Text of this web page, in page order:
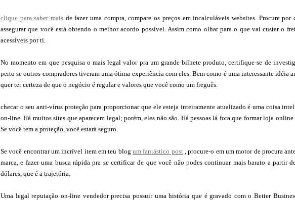
clique para saber mais de fazer uma compra, compare os preços em incalculáveis websites. Procure por
assegurar que você está obtendo o melhor acordo possível. Assim como olhar para o que vai custar o
acessíveis por ti.
No momento em que pesquisa o mais legal valor pra um grande bilhete produto, certifique-se de
perto se outros compradores tiveram uma ótima experiência com eles. Bem como é uma interessante idéia
quer ter certeza de que o negócio é regular e valores que você como um freguês.
checar o seu anti-vírus proteção para proporcionar que ele esteja inteiramente atualizado é uma coisa
on-line. Há muitos sites que aparecem legal; porém, eles não são. Há pessoas lá fora que formar loja
Se você tem a proteção, você estará seguro.
Se você encontrar um incrível item em teu blog um fantástico post, procure-o em um motor de procura
marca, e fazer uma busca rápida pra se certificar de que você não podes continuar mais barato a partir
dólares, que é a trajetória.
Uma legal reputação on-line vendedor precisa possuir uma história que é gravado com o Better